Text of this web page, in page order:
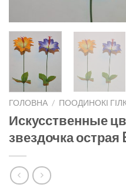
ГОЛОВНА / ПООДИНОКІ
Искусственные
звездочка острая